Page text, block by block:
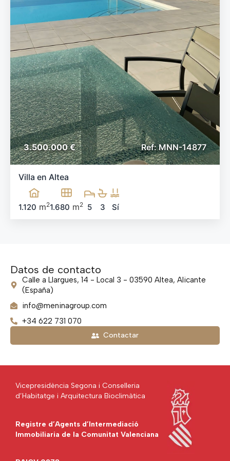
3.500.000 € Ref: MNN-14877
Villa en Altea
1.120 m21.680 m2 5 3 Sí
Datos de contacto
Calle a Llargues, 14 - Local 3 - 03590 Altea, Alicante
(España)
info@meninagroup.com
+34 622 731 070
Contactar
Vicepresidència Segona i Conselleria
d’Habitatge i Arquitectura Bioclimàtica
Registre d’Agents d’Intermediació
Immobiliaria de la Comunitat Valenciana